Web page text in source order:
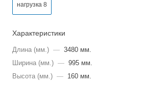
нагрузка 8
Характеристики
Длина (мм.) — 3480 мм.
Ширина (мм.) — 995 мм.
Высота (мм.) —
160 мм.